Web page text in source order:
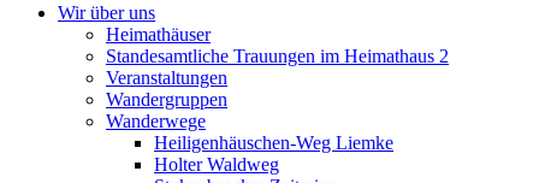
Wir über uns
Heimathäuser
Standesamtliche Trauungen im Heimathaus 2
Veranstaltungen
Wandergruppen
Wanderwege
Heiligenhäuschen-Weg Liemke
Holter Waldweg